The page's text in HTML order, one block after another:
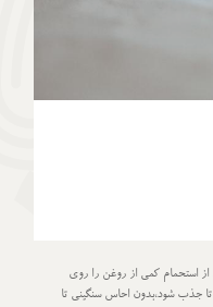
استحمام کمی از روغن را روی
جذب شود،بدون احاس سنگینی تا